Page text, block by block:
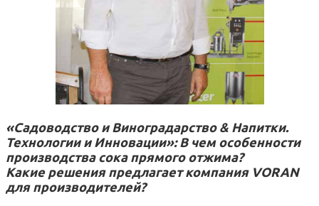
«Садоводство и Виноградарство & Напитки.
Технологии и Инновации»: В чем особенности
производства сока прямого отжима?
Какие решения предлагает компания VORAN
для производителей?